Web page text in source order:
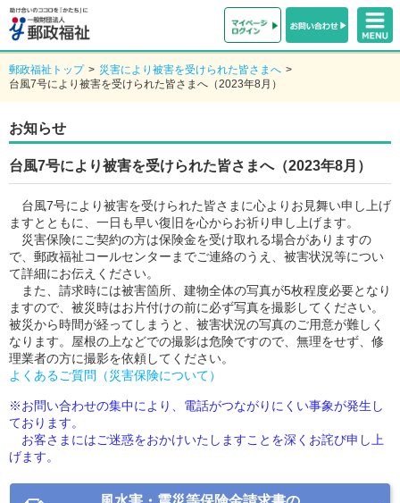
郵政福祉トップ > 災害により被害を受けられた皆さまへ >
台風7号により被害を受けられた皆さまへ（2023年8月）
お知らせ
台風7号により被害を受けられた皆さまへ（2023年8月）
台風7号により被害を受けられた皆さまに心よりお見舞い申し上げ
ますとともに、一日も早い復旧を心からお祈り申し上げます。
災害保険にご契約の方は保険金を受け取れる場合がありますの
で、郵政福祉コールセンターまでご連絡のうえ、被害状況等につい
て詳細にお伝えください。
また、請求時には被害箇所、建物全体の写真が5枚程度必要となり
ますので、被災時はお片付けの前に必ず写真を撮影してください。
被災から時間が経ってしまうと、被害状況の写真のご用意が難しく
なります。屋根の上などでの撮影は危険ですので、無理をせず、修
理業者の方に撮影を依頼してください。
よくあるご質問（災害保険について）
※お問い合わせの集中により、電話がつながりにくい事象が発生し
ております。
お客さまにはご迷惑をおかけいたしますことを深くお詫び申し上
げます。